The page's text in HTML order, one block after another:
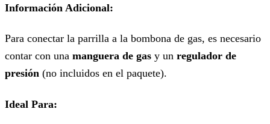
Información Adicional:
Para conectar la parrilla a la bombona de gas, es necesario
contar con una manguera de gas y un regulador de
presión (no incluidos en el paquete).
Ideal Para: